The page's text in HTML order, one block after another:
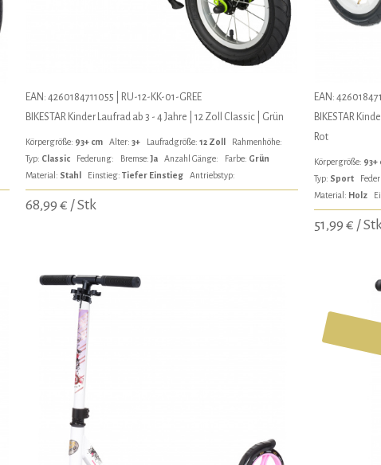
EAN: 4260184711055 | RU-12-KK-01-GREE
BIKESTAR Kinder Laufrad ab 3 - 4 Jahre | 12 Zoll Classic | Grün
Körpergröße: 93+ cm Alter: 3+ Laufradgröße: 12 Zoll
Rahmenhöhe:
Typ: Classic Federung: Bremse:Ja Anzahl Gänge: Farbe: Grün
Material: Stahl Einstieg: Tiefer Einstieg Antriebstyp:
68,99 € / Stk
EAN:
BIKESTAR
Rot
Körpergröße: 93+
Typ: Sport
Material: Holz
51,99 € / Stk